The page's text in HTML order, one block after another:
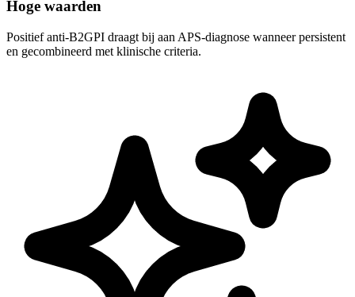
Hoge waarden
Positief anti-B2GPI draagt bij aan APS-diagnose wanneer persistent
en gecombineerd met klinische criteria.